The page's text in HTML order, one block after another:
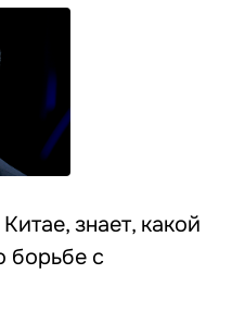
знает, какой
борьбе с